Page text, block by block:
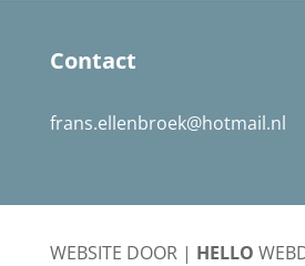
Contact
frans.ellenbroek@hotmail.nl
WEBSITE DOOR | HELLO